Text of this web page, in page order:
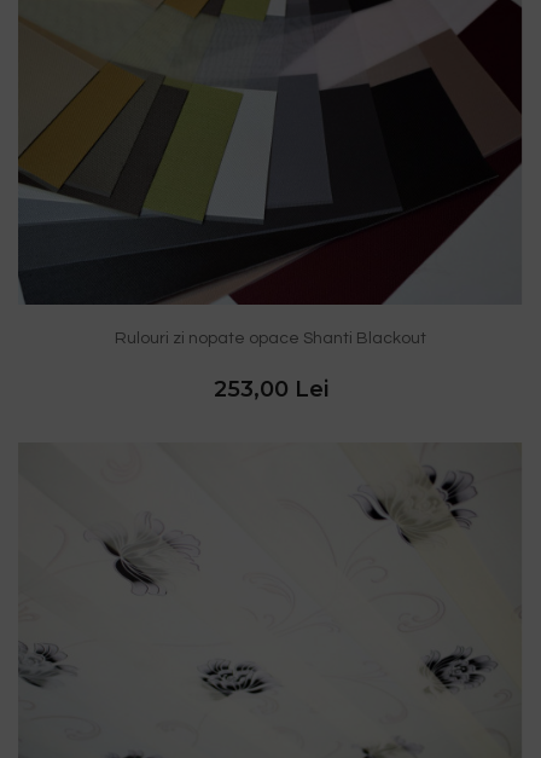
Rulouri zi nopate opace Shanti Blackout
253,00 Lei